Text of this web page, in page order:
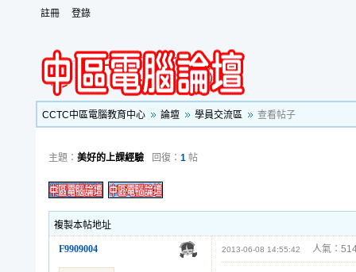
註冊 登錄
CCTC中區電腦教育中心 論壇 學員交流區 查看帖子
主題： 美好的上課經驗 回復： 1 帖
複製本帖地址
F9909004 2013-06-08 14:55:42 人氣：